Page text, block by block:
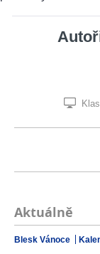
Aktuálně
Blesk Vánoce